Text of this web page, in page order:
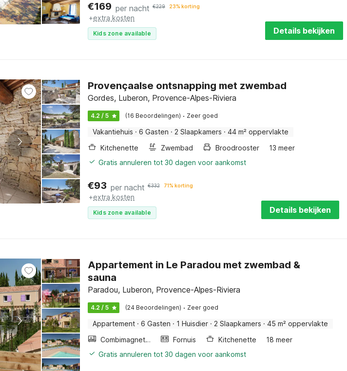
€169 per nacht €229 23% korting
+extra kosten
Kids zone available Details bekijken
Provençaalse ontsnapping met zwembad
Gordes, Luberon, Provence-Alpes-Riviera
4.2 / 5 (16 Beoordelingen) · Zeer goed
Vakantiehuis · 6 Gasten · 2 Slaapkamers · 44 m² oppervlakte
Kitchenette
Zwembad Broodrooster
13 meer
Gratis annuleren tot 30 dagen voor aankomst
€93 per nacht €332 71% korting
+extra kosten
Kids zone available Details bekijken
Appartement in Le Paradou met zwembad &
sauna
Paradou, Luberon, Provence-Alpes-Riviera
4.2 / 5 (24 Beoordelingen) · Zeer goed
Appartement · 6 Gasten · 1 Huisdier · 2 Slaapkamers · 45 m² oppervlakte
Combimagnetron
Fornuis Kitchenette
18 meer
Gratis annuleren tot 30 dagen voor aankomst